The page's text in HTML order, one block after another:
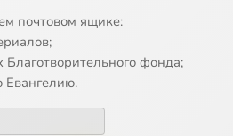
почтовом ящике:
фонда;
Евангелию.